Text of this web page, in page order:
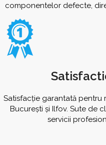
componentelor defecte,
Satisfacție garantată pentru
București și Ilfov. Sute de
servicii